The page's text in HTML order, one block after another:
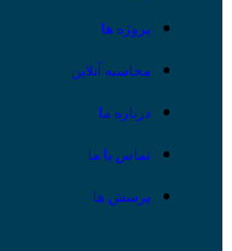
پروژه ها
محاسبه آنلاین
درباره ما
تماس با ما
پرسش ها